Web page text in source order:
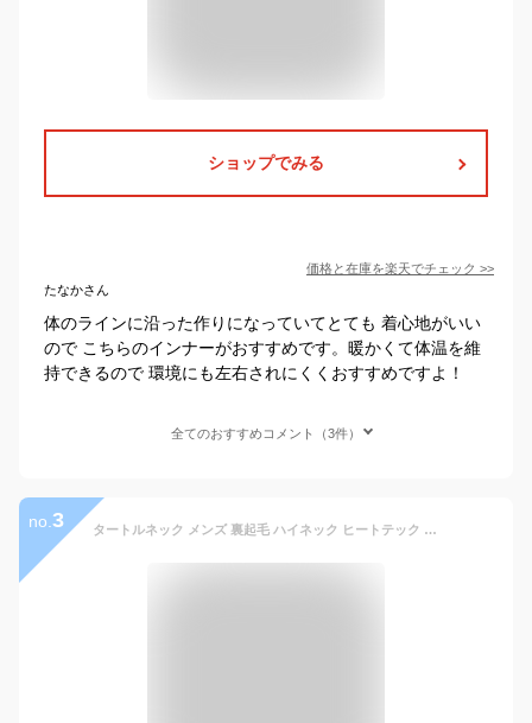
ショップでみる
価格と在庫を楽天でチェック >>
たなかさん
体のラインに沿った作りになっていてとても 着心地がいい
ので こちらのインナーがおすすめです。暖かくて体温を維
持できるので 環境にも左右されにくくおすすめですよ！
全てのおすすめコメント（3件）
no. 3 タートルネック メンズ 裏起毛 ハイネック ヒートテック インナー ハイネックメンズ 防寒 チクチク しない tシャツ 暖かい 長袖 ヒート シャツ ロンt タートルネックセーター 冬 黒 服 40代 50代 秋 冬 秋冬 長袖Tシャツ 綿 セーター タートルネックメンズ 薄手 とっくり